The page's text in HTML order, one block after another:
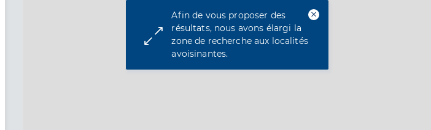
Afin de vous proposer des
résultats, nous avons élargi la
zone de recherche aux localités
avoisinantes.